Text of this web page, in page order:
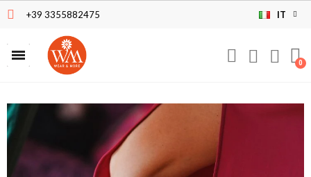
+39 3355882475 IT